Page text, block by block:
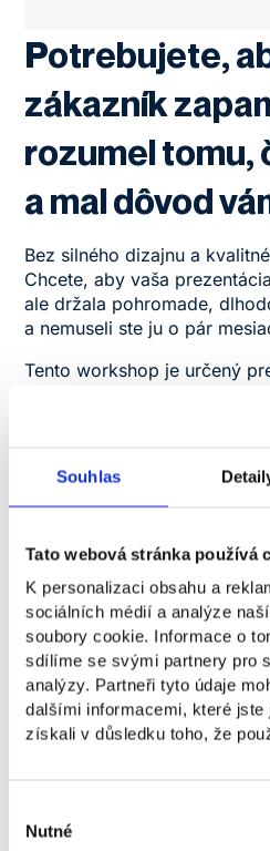
Souhlas
Tato webová stránka používá
K personalizaci obsahu a
sociálních médií a analýze
soubory cookie. Informace o
sdílíme se svými partnery pro
analýzy. Partneři tyto údaje
dalšími informacemi, které
získali v důsledku toho, že
souhlasu
Nutné
Potrebujete,
zákazník
rozumel tomu,
a mal dôvod
Bez silného dizajnu a
Chcete, aby vaša
ale držala pohromade,
a nemuseli ste ju o pár
Tento workshop je určený
prezentáciu. Ukáže, ako
a pomáha získavať lepších
overený postup z praxe viac
navrhovať weby, ktoré
skutočne fungujú a zarábajú.
BEZPLATNÉ
Na akciu je potrebné sa
Kapacita je obmedzená na 8